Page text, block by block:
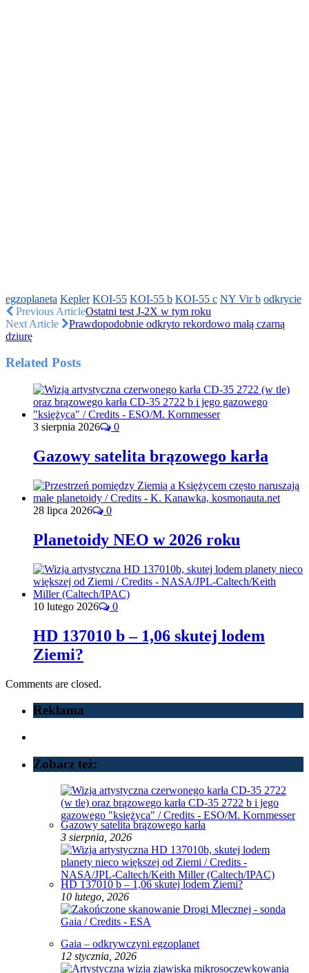
egzoplaneta Kepler KOI-55 KOI-55 b KOI-55 c NY Vir b odkrycie
Previous ArticleOstatni test J-2X w tym roku
Next Article
Prawdopodobnie odkryto rekordowo małą czarną
dziurę
Related Posts
3 sierpnia 2026 0
Gazowy satelita brązowego karła
28 lipca 2026 0
Planetoidy NEO w 2026 roku
10 lutego 2026 0
HD 137010 b – 1,06 skutej lodem
Ziemi?
Comments are closed.
Reklama
Zobacz też:
Gazowy satelita brązowego karła
3 sierpnia, 2026
HD 137010 b – 1,06 skutej lodem Ziemi?
10 lutego, 2026
Gaia – odkrywczyni egzoplanet
12 stycznia, 2026